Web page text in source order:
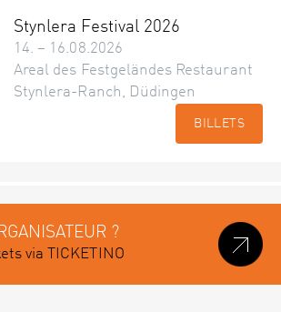
Stynlera Festival 2026
14. – 16.08.2026
Areal des Festgeländes Restaurant
Stynlera-Ranch, Düdingen
BILLETS
?
via TICKETINO